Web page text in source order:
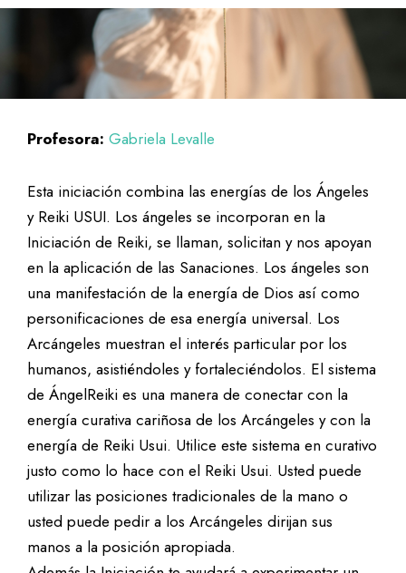
Profesora: Gabriela Levalle
Esta iniciación combina las energías de los Ángeles
y Reiki USUI. Los ángeles se incorporan en la
Iniciación de Reiki, se llaman, solicitan y nos apoyan
en la aplicación de las Sanaciones. Los ángeles son
una manifestación de la energía de Dios así como
personificaciones de esa energía universal. Los
Arcángeles muestran el interés particular por los
humanos, asistiéndoles y fortaleciéndolos. El sistema
de ÁngelReiki es una manera de conectar con la
energía curativa cariñosa de los Arcángeles y con la
energía de Reiki Usui. Utilice este sistema en curativo
justo como lo hace con el Reiki Usui. Usted puede
utilizar las posiciones tradicionales de la mano o
usted puede pedir a los Arcángeles dirijan sus
manos a la posición apropiada.